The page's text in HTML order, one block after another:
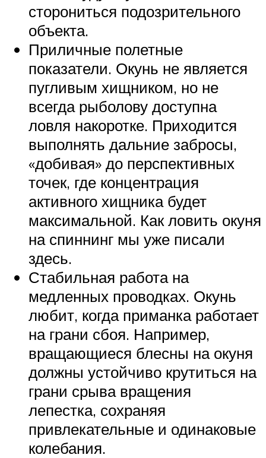
сторониться подозрительного
объекта.
Приличные полетные
показатели. Окунь не является
пугливым хищником, но не
всегда рыболову доступна
ловля накоротке. Приходится
выполнять дальние забросы,
«добивая» до перспективных
точек, где концентрация
активного хищника будет
максимальной. Как ловить окуня
на спиннинг мы уже писали
здесь.
Стабильная работа на
медленных проводках. Окунь
любит, когда приманка работает
на грани сбоя. Например,
вращающиеся блесны на окуня
должны устойчиво крутиться на
грани срыва вращения
лепестка, сохраняя
привлекательные и одинаковые
колебания.